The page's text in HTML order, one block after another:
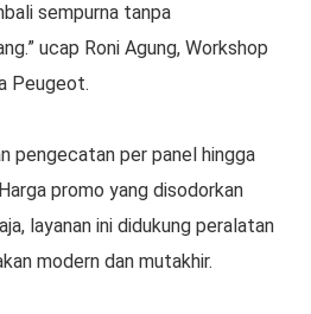
sempurna tanpa
ucap Roni Agung, Workshop
Peugeot.
pengecatan per panel hingga
promo yang disodorkan
layanan ini didukung peralatan
modern dan mutakhir.